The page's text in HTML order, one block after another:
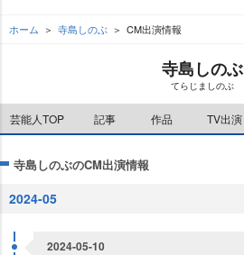
ホーム 寺島しのぶ CM出演情報
寺島しのぶ
てらじましのぶ
芸能人TOP 記事 作品 TV出演
寺島しのぶのCM出演情報
2024-05
2024-05-10